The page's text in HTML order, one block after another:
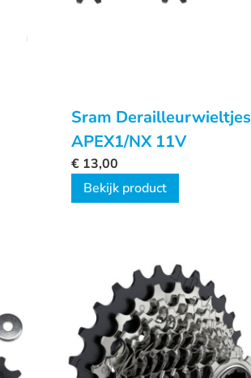
Sram Derailleurwieltjes
APEX1/NX 11V
€13,00
Bekijk product